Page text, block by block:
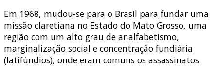
Em 1968, mudou-se para o Brasil para fundar uma
missão claretiana no Estado do Mato Grosso, uma
região com um alto grau de analfabetismo,
marginalização social e concentração fundiária
(latifúndios), onde eram comuns os assassinatos.